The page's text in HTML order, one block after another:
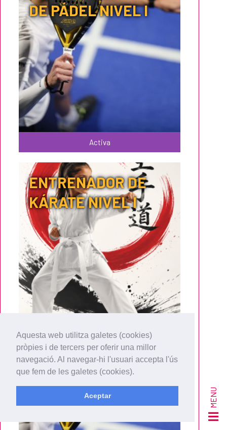
Aquesta web utilitza galetes (cookies)
pròpies i de tercers per oferir una millor
navegació. Al navegar-hi l'usuari accepta l'ús
que fem de les galetes (cookies).
Aceptar MENU
DE PÁDEL NIVEL I
Activa
ENTRENADOR DE
KÁRATE NIVEL I
Activa
MONITOR NACIONAL
PÁDEL NIVEL I